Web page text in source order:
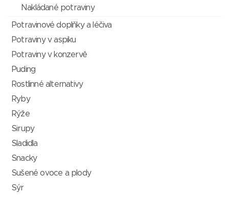
Nakládané potraviny
Potravinové doplňky a léčiva
Potraviny v aspiku
Potraviny v konzervě
Puding
Rostlinné alternativy
Ryby
Rýže
Sirupy
Sladidla
Snacky
Sušené ovoce a plody
Sýr